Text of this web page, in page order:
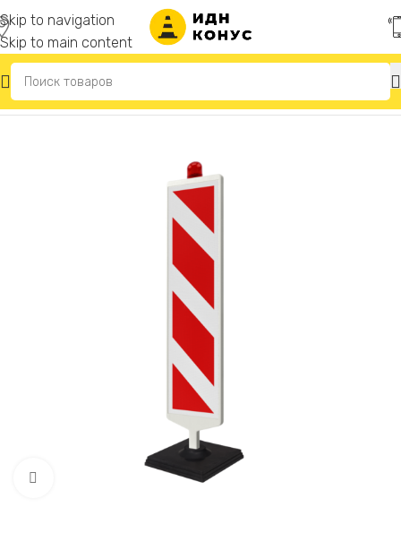
Skip to navigation
Skip to main content
Главная Дорожное ограждение «Солдатики»
Нажмите, чтобы увеличить